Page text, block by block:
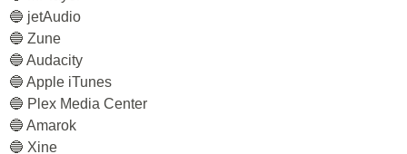
🔵 jetAudio
🔵 Zune
🔵 Audacity
🔵 Apple iTunes
🔵 Plex Media Center
🔵 Amarok
🔵 Xine